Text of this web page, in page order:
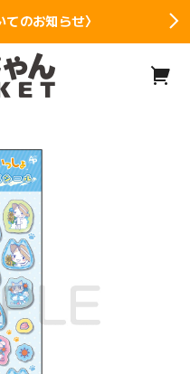
てのお知らせ〉